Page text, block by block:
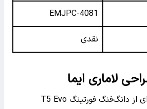
EMJPC-4081
نقدی
لاماری ایما
لاماری ایما، که نسخه‌ای از دانگ‌فنگ فورتینگ T5 Evo